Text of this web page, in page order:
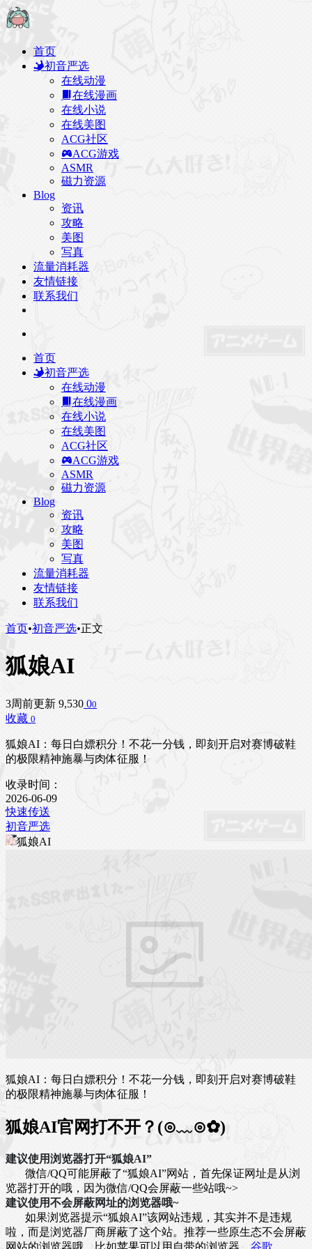
首页
初音严选
在线动漫
在线漫画
在线小说
在线美图
ACG社区
ACG游戏
ASMR
磁力资源
Blog
资讯
攻略
美图
写真
流量消耗器
友情链接
联系我们
首页
初音严选
在线动漫
在线漫画
在线小说
在线美图
ACG社区
ACG游戏
ASMR
磁力资源
Blog
资讯
攻略
美图
写真
流量消耗器
友情链接
联系我们
首页•初音严选•正文
狐娘AI
3周前更新 9,530 00
收藏 0
狐娘AI：每日白嫖积分！不花一分钱，即刻开启对赛博破鞋
的极限精神施暴与肉体征服！
收录时间：
2026-06-09
快速传送
初音严选
狐娘AI
狐娘AI：每日白嫖积分！不花一分钱，即刻开启对赛博破鞋
的极限精神施暴与肉体征服！
狐娘AI官网打不开？(⊙﹏⊙✿)
建议使用浏览器打开“狐娘AI”
微信/QQ可能屏蔽了“狐娘AI”网站，首先保证网址是从浏
览器打开的哦，因为微信/QQ会屏蔽一些站哦~>
建议使用不会屏蔽网址的浏览器哦~
如果浏览器提示“狐娘AI”该网站违规，其实并不是违规
啦，而是浏览器厂商屏蔽了这个站。推荐一些原生态不会屏蔽
网站的浏览器哦，比如苹果可以用自带的浏览器， 谷歌